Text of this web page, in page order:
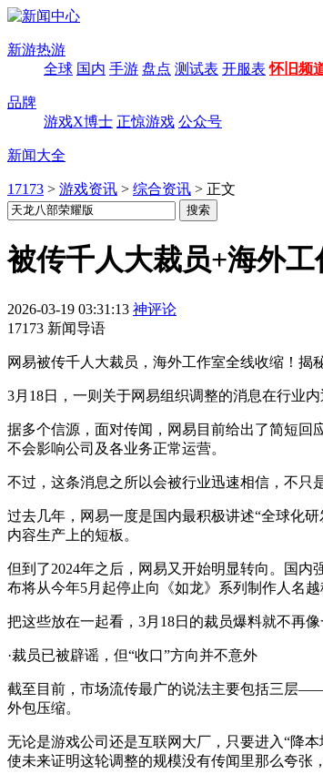
新游热游
全球 国内 手游 盘点 测试表 开服表 怀旧频
品牌
游戏X博士 正惊游戏 公众号
新闻大全
17173 > 游戏资讯 > 综合资讯 > 正文
被传千人大裁员+海外
2026-03-19 03:31:13 神评论
17173 新闻导语
网易被传千人大裁员，海外工作室全线收缩！揭
3月18日，一则关于网易组织调整的消息在行业
据多个信源，面对传闻，网易目前给出了简短回
不会影响公司及各业务正常运营。
不过，这条消息之所以会被行业迅速相信，不只
过去几年，网易一度是国内最积极讲述“全球化
内容生产上的短板。
但到了2024年之后，网易又开始明显转向。国
布将从今年5月起停止向《如龙》系列制作人名越
把这些放在一起看，3月18日的裁员爆料就不再
·裁员已被辟谣，但“收口”方向并不意外
截至目前，市场流传最广的说法主要包括三层
外包压缩。
无论是游戏公司还是互联网大厂，只要进入“降
使未来证明这轮调整的规模没有传闻里那么夸张